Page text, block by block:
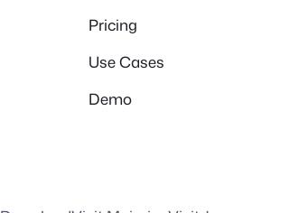
Pricing
Use Cases
Demo